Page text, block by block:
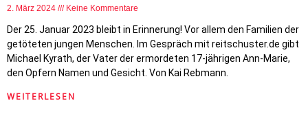
2. März 2024 Keine Kommentare
Der 25. Januar 2023 bleibt in Erinnerung! Vor allem den Familien der
getöteten jungen Menschen. Im Gespräch mit reitschuster.de gibt
Michael Kyrath, der Vater der ermordeten 17-jährigen Ann-Marie,
den Opfern Namen und Gesicht. Von Kai Rebmann.
WEITERLESEN